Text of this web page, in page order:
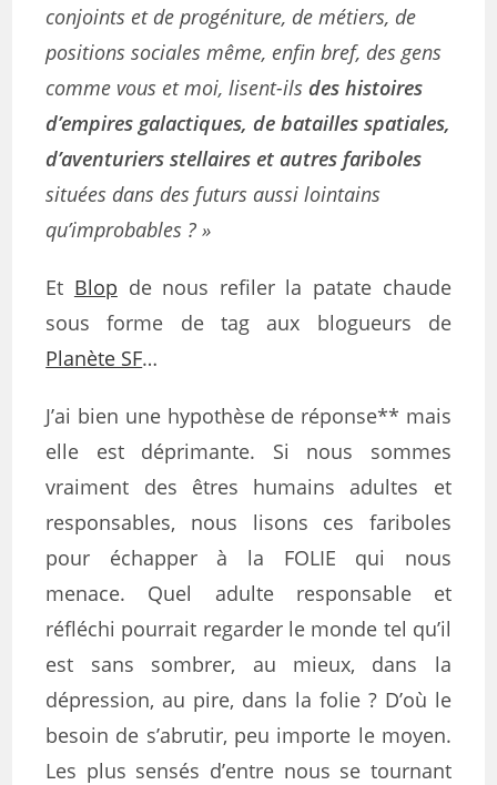
conjoints et de progéniture, de métiers, de
positions sociales même, enfin bref, des gens
comme vous et moi, lisent-ilsdes histoires
d’empires galactiques, de batailles spatiales,
d’aventuriers stellaires et autres fariboles
situées dans des futurs aussi lointains
qu’improbables ? »
Et Blop de nous refiler la patate chaude
sous forme de tag aux blogueurs de
Planète SF…
J’ai bien une hypothèse de réponse** mais
elle est déprimante. Si nous sommes
vraiment des êtres humains adultes et
responsables, nous lisons ces fariboles
pour échapper à la FOLIE qui nous
menace. Quel adulte responsable et
réfléchi pourrait regarder le monde tel qu’il
est sans sombrer, au mieux, dans la
dépression, au pire, dans la folie ? D’où le
besoin de s’abrutir, peu importe le moyen.
Les plus sensés d’entre nous se tournant